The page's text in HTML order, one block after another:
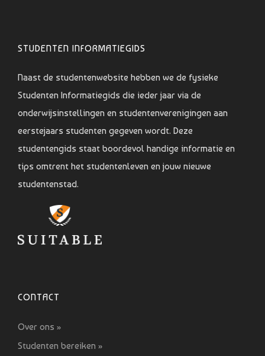
STUDENTEN INFORMATIEGIDS
Naast de studentenwebsite hebben we de fysieke
Studenten Informatiegids die ieder jaar via de
onderwijsinstellingen en studentenverenigingen aan
eerstejaars studenten gegeven wordt. Deze
studentengids staat boordevol handige informatie en
tips omtrent het studentenleven en jouw nieuwe
studentenstad.
CONTACT
Over ons »
Studenten bereiken »